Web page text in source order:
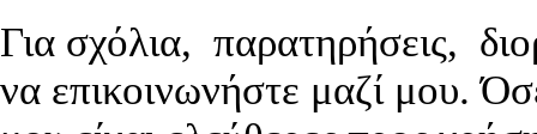
Για σχόλια, παρατηρήσεις,
να επικοινωνήστε μαζί μου.